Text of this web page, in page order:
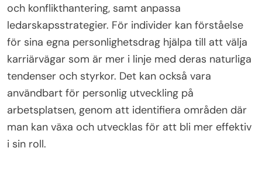
och konflikthantering, samt anpassa
ledarskapsstrategier. För individer kan förståelse
för sina egna personlighetsdrag hjälpa till att välja
karriärvägar som är mer i linje med deras naturliga
tendenser och styrkor. Det kan också vara
användbart för personlig utveckling på
arbetsplatsen, genom att identifiera områden där
man kan växa och utvecklas för att bli mer effektiv
i sin roll.